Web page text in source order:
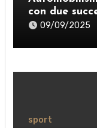
con due
weekend
09/09/2025
sport